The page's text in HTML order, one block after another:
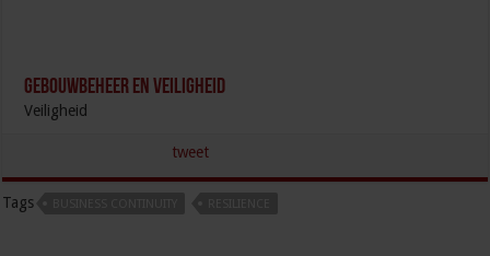
Gebouwbeheer en veiligheid
Veiligheid
tweet
Tags